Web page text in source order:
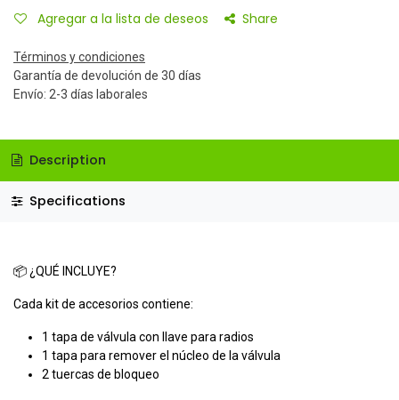
Agregar a la lista de deseos Share
Términos y condiciones
Garantía de devolución de 30 días
Envío: 2-3 días laborales
Description
Specifications
📦 ¿QUÉ INCLUYE?
Cada kit de accesorios contiene:
1 tapa de válvula con llave para radios
1 tapa para remover el núcleo de la válvula
2 tuercas de bloqueo